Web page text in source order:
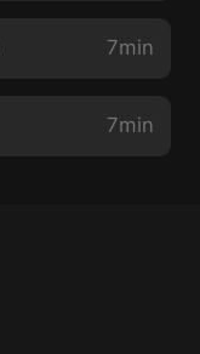
7min
7min